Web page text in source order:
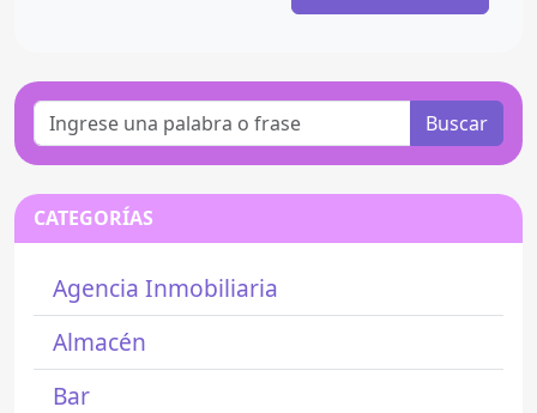
Buscar
CATEGORÍAS
Agencia Inmobiliaria
Almacén
Bar